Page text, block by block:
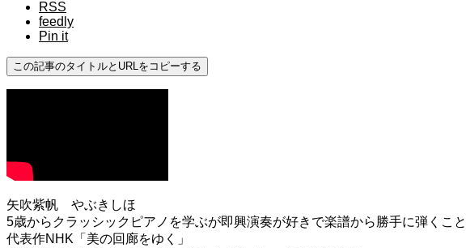
RSS
feedly
Pin it
この記事のタイトルとURLをコピーする
矢吹紫帆 やぶきしほ
5歳からクラッシックピアノを学ぶが即興演奏が好きで楽譜から勝手に弾くこと
代表作NHK「美の回廊をゆく」